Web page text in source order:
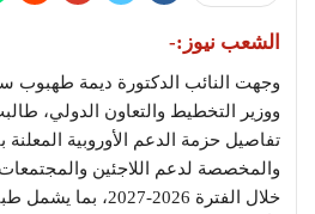
الشعب نيوز:-
وجهت النائب الدكتورة ديمة طهبوب
ووزير التخطيط والتعاون الدولي،
والمخصصة لدعم اللاجئين
خلال الفترة 2026-